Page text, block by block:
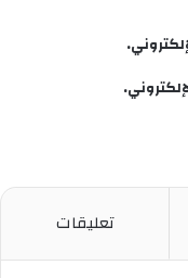
تعليقات